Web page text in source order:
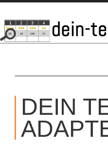
SKIP
CONTENT
DEIN